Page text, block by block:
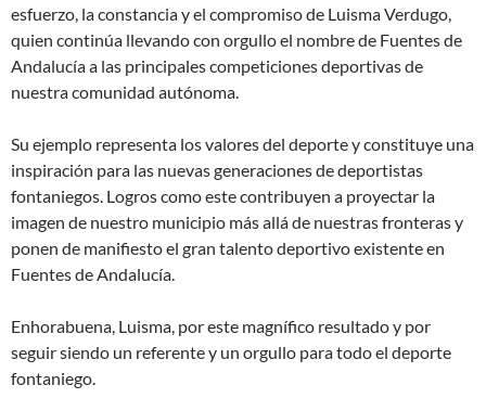
esfuerzo, la constancia y el compromiso de Luisma Verdugo,
quien continúa llevando con orgullo el nombre de Fuentes de
Andalucía a las principales competiciones deportivas de
nuestra comunidad autónoma.
Su ejemplo representa los valores del deporte y constituye una
inspiración para las nuevas generaciones de deportistas
fontaniegos. Logros como este contribuyen a proyectar la
imagen de nuestro municipio más allá de nuestras fronteras y
ponen de manifiesto el gran talento deportivo existente en
Fuentes de Andalucía.
Enhorabuena, Luisma, por este magnífico resultado y por
seguir siendo un referente y un orgullo para todo el deporte
fontaniego.